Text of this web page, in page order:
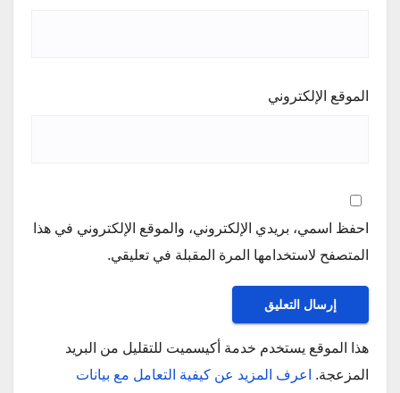
الموقع الإلكتروني
احفظ اسمي، بريدي الإلكتروني، والموقع الإلكتروني في هذا
المتصفح لاستخدامها المرة المقبلة في تعليقي.
هذا الموقع يستخدم خدمة أكيسميت للتقليل من البريد
المزعجة.
اعرف المزيد عن كيفية التعامل مع بيانات